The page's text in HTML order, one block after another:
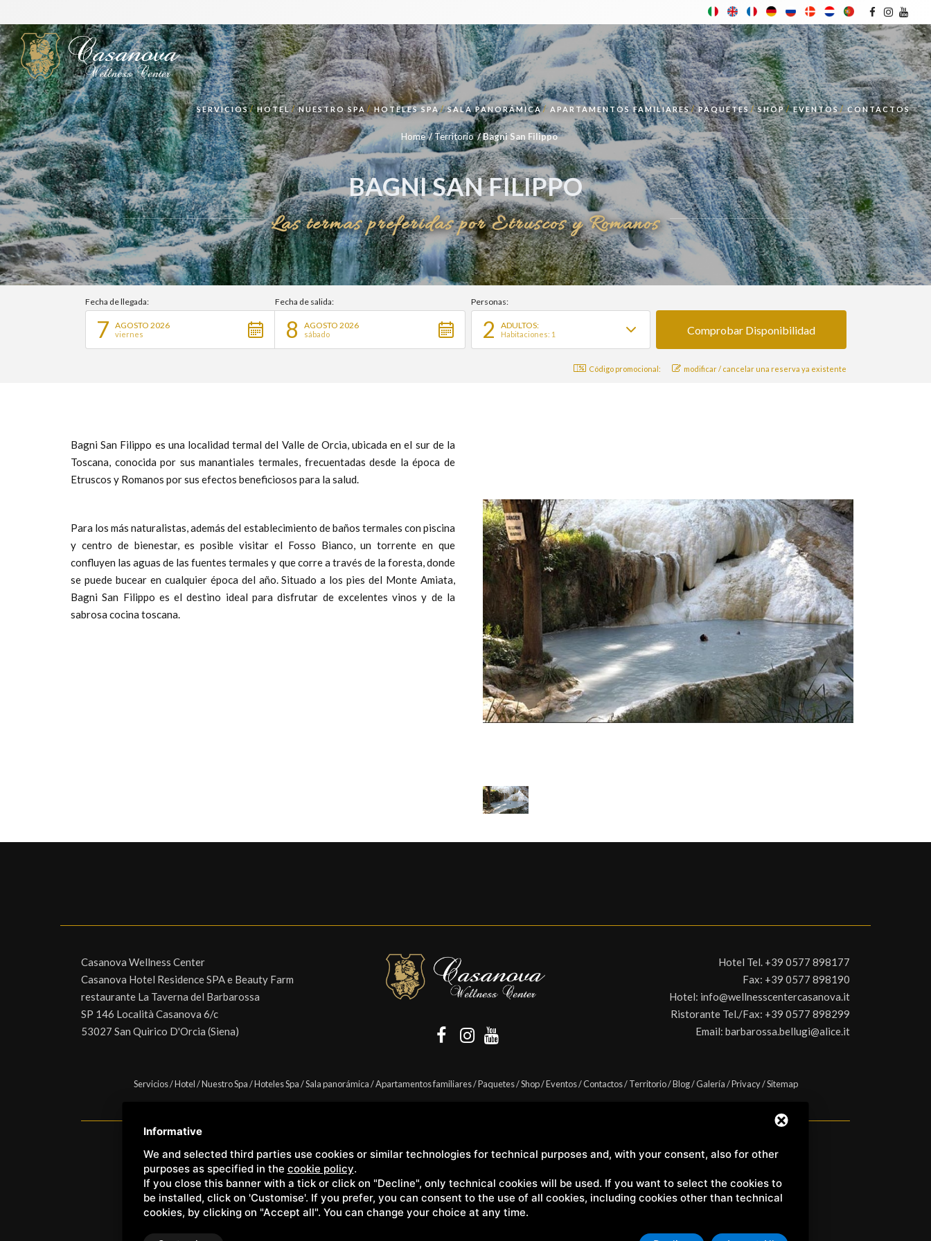
Informative
We and selected third parties use cookies or similar technologies for technical purposes and, with your consent, also for other
purposes as specified in the cookie policy.
If you close this banner with a tick or click on "Decline", only technical cookies will be used. If you want to select the cookies to
be installed, click on 'Customise'. If you prefer, you can consent to the use of all cookies, including cookies other than technical
cookies, by clicking on "Accept all". You can change your choice at any time.
SERVICIOS HOTEL NUESTRO SPA HOTELES SPA SALA PANORÁMICA APARTAMENTOS FAMILIARES PAQUETES SHOP EVENTOS CONTACTOS
Home Territorio Bagni San Filippo
BAGNI SAN FILIPPO
Las termas preferidas por Etruscos y Romanos
Fecha de llegada:
7 AGOSTO 2026
viernes
Fecha de salida:
8 AGOSTO 2026
sábado
Personas:
2 ADULTOS:
Habitaciones: 1
Código promocional: modificar / cancelar una reserva ya existente
Bagni San Filippo es una localidad termal del Valle de Orcia, ubicada en el sur de la
Toscana, conocida por sus manantiales termales, frecuentadas desde la época de
Etruscos y Romanos por sus efectos beneficiosos para la salud.
Para los más naturalistas, además del establecimiento de baños termales con piscina
y centro de bienestar, es posible visitar el Fosso Bianco, un torrente en que
confluyen las aguas de las fuentes termales y que corre a través de la foresta, donde
se puede bucear en cualquier época del año. Situado a los pies del Monte Amiata,
Bagni San Filippo es el destino ideal para disfrutar de excelentes vinos y de la
sabrosa cocina toscana.
Casanova Wellness Center
Casanova Hotel Residence SPA e Beauty Farm
restaurante La Taverna del Barbarossa
SP 146 Località Casanova 6/c
53027 San Quirico D'Orcia (Siena)
Hotel Tel. +39 0577 898177
Fax: +39 0577 898190
Hotel: info@wellnesscentercasanova.it
Ristorante Tel./Fax: +39 0577 898299
Email: barbarossa.bellugi@alice.it
Servicios/Hotel/Nuestro Spa/Hoteles Spa/Sala panorámica/Apartamentos familiares/Paquetes/Shop/Eventos/Contactos/Territorio/Blog/Galería/Privacy/Sitemap
Copyright © Wellness Center Casanova s.r.l. | S.S. 146 Località Casanova 6/c | 53027 San Quirico D'Orcia (Siena) | C.F. e P.IVA 01158980522